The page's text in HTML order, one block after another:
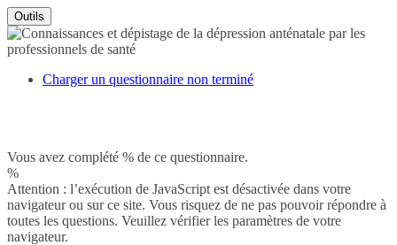
Outils
Charger un questionnaire non terminé
Vous avez complété % de ce questionnaire.
%
Attention : l’exécution de JavaScript est désactivée dans votre
navigateur ou sur ce site. Vous risquez de ne pas pouvoir répondre à
toutes les questions. Veuillez vérifier les paramètres de votre
navigateur.